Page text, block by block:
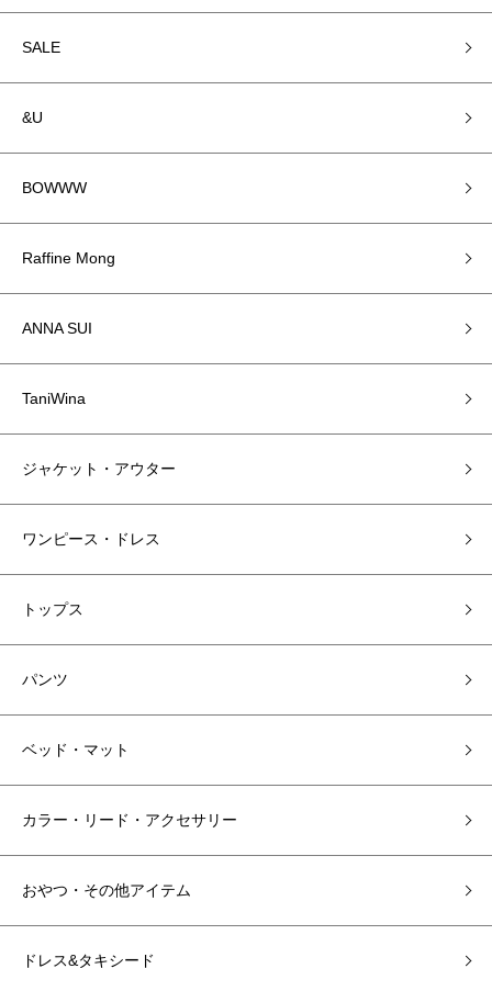
SALE
&U
BOWWW
Raffine Mong
ANNA SUI
TaniWina
ジャケット・アウター
ワンピース・ドレス
トップス
パンツ
ベッド・マット
カラー・リード・アクセサリー
おやつ・その他アイテム
ドレス&タキシード